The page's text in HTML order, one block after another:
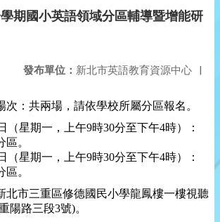
期國小英語領域分區輔導暨增能研
發布單位： 新北市英語教育資源中心 |
次：共兩場，請依學校所屬分區報名。
（星期一，上午9時30分至下午4時）：
。
（星期一，上午9時30分至下午4時）：
。
北市三重區修德國民小學龍鳳樓一樓視聽
陽路三段3號)。